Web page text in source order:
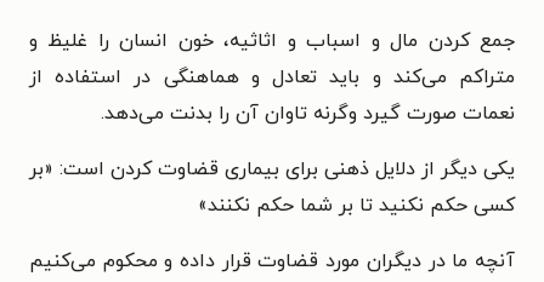
جمع کردن مال و اسباب و اثاثیه، خون انسان را غلیظ و
متراکم می‌کند و باید تعادل و هماهنگی در استفاده از
نعمات صورت گیرد وگرنه تاوان آن را بدنت می‌دهد.
یکی دیگر از دلایل ذهنی برای بیماری قضاوت کردن است: «بر
کسی حکم نکنید تا بر شما حکم نکنند»
آنچه ما در دیگران مورد قضاوت قرار داده و محکوم می‌کنیم